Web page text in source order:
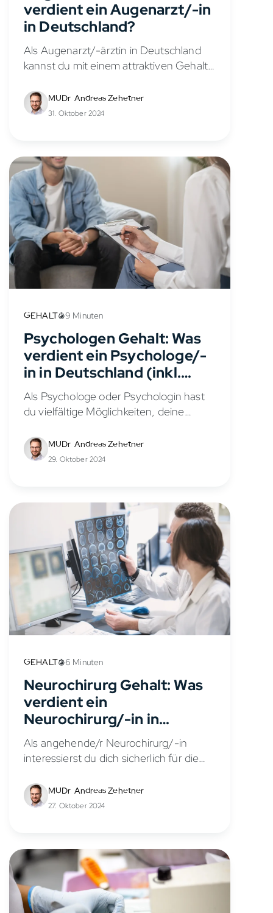
verdient ein Augenarzt/-in
in Deutschland?
Als Augenarzt/-ärztin in Deutschland
kannst du mit einem attraktiven Gehalt
von verschiedenen Einflussfaktoren ab,
wie deiner Berufserfahrung, deiner
MUDr. Andreas Zehetner
31. Oktober 2024
GEHALT 9 Minuten
Psychologen Gehalt: Was
verdient ein Psychologe/-
in in Deutschland (inkl.
TVöD)
Als Psychologe oder Psychologin hast
du vielfältige Möglichkeiten, deine
attraktives Gehalt zu erzielen. Je nach
Abschluss, Arbeitgeber, Standort und
MUDr. Andreas Zehetner
29. Oktober 2024
GEHALT 6 Minuten
Neurochirurg Gehalt: Was
verdient ein
Neurochirurg/-in in
Deutschland?
Als angehende/r Neurochirurg/-in
interessierst du dich sicherlich für die
anspruchsvollen Fachbereich. Das
Neurochirurg Gehalt in Deutschland
Neurochirurgen...
MUDr. Andreas Zehetner
27. Oktober 2024